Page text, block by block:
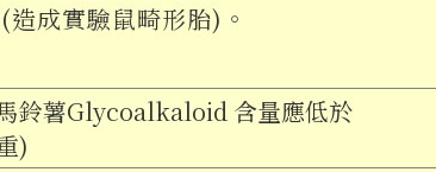
成實驗鼠畸形胎)。
鈴薯Glycoalkaloid 含量應低於
)